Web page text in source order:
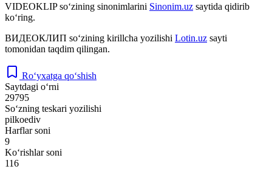
VIDEOKLIPso‘zining sinonimlarini Sinonim.uz saytida qidirib
ko‘ring.
ВИДЕОКЛИП so‘zining kirillcha yozilishi Lotin.uz sayti
tomonidan taqdim qilingan.
Ro‘yxatga qo‘shish
Saytdagi o‘rni
29795
So‘zning teskari yozilishi
pilkoediv
Harflar soni
9
Ko‘rishlar soni
116